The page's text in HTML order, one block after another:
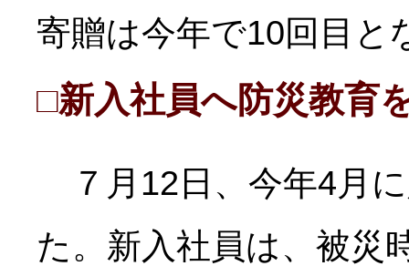
寄贈は今年で10回目と
□新入社員へ防災教育
７月12日、今年4月
た。新入社員は、被災